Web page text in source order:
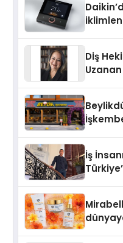
Diş
İş